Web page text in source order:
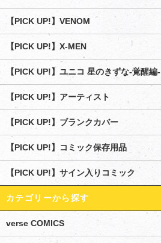
【PICK UP!】VENOM
【PICK UP!】X-MEN
【PICK UP!】ユニコ 星のきずな-覚醒編-
【PICK UP!】アーティスト
【PICK UP!】ブランクカバー
【PICK UP!】コミック保存用品
【PICK UP!】サイン入りコミック
カテゴリーから探す
verse COMICS